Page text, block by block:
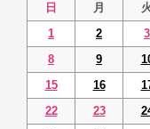
日
月
1
2 3
8
9
15
16
22
23